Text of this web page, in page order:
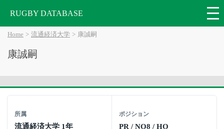
RUGBY DATABASE
Home 流通経済大学 康誠嗣
康誠嗣
所属
流通経済大学 1年
ポジション
PR / NO8 / HO